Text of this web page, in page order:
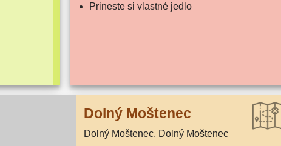
Prineste si vlast­né jedlo
Dolný Moštenec
Dolný Moštenec, Dolný Moštenec